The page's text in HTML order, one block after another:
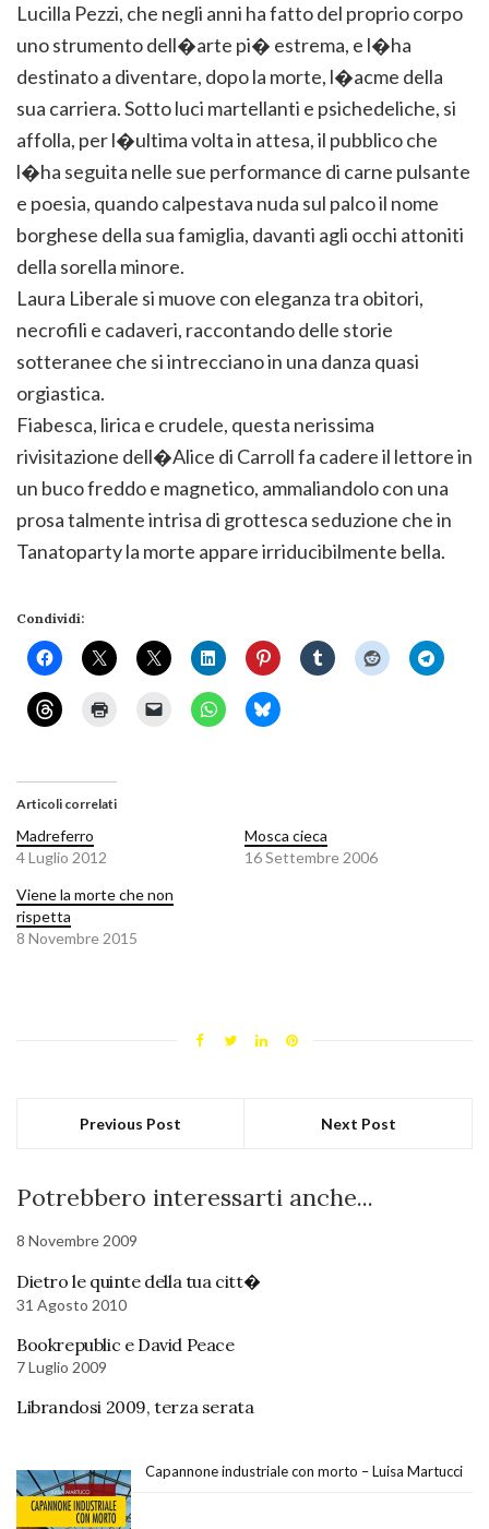
Lucilla Pezzi, che negli anni ha fatto del proprio corpo
uno strumento dell�arte pi� estrema, e l�ha
destinato a diventare, dopo la morte, l�acme della
sua carriera. Sotto luci martellanti e psichedeliche, si
affolla, per l�ultima volta in attesa, il pubblico che
l�ha seguita nelle sue performance di carne pulsante
e poesia, quando calpestava nuda sul palco il nome
borghese della sua famiglia, davanti agli occhi attoniti
della sorella minore.
Laura Liberale si muove con eleganza tra obitori,
necrofili e cadaveri, raccontando delle storie
sotteranee che si intrecciano in una danza quasi
orgiastica.
Fiabesca, lirica e crudele, questa nerissima
rivisitazione dell�Alice di Carroll fa cadere il lettore in
un buco freddo e magnetico, ammaliandolo con una
prosa talmente intrisa di grottesca seduzione che in
Tanatoparty la morte appare irriducibilmente bella.
Condividi:
Articoli correlati
Madreferro
4 Luglio 2012
Mosca cieca
16 Settembre 2006
Viene la morte che non
rispetta
8 Novembre 2015
Previous Post Next Post
Potrebbero interessarti anche...
8 Novembre 2009
Dietro le quinte della tua citt�
31 Agosto 2010
Bookrepublic e David Peace
7 Luglio 2009
Librandosi 2009, terza serata
Capannone industriale con morto – Luisa Martucci